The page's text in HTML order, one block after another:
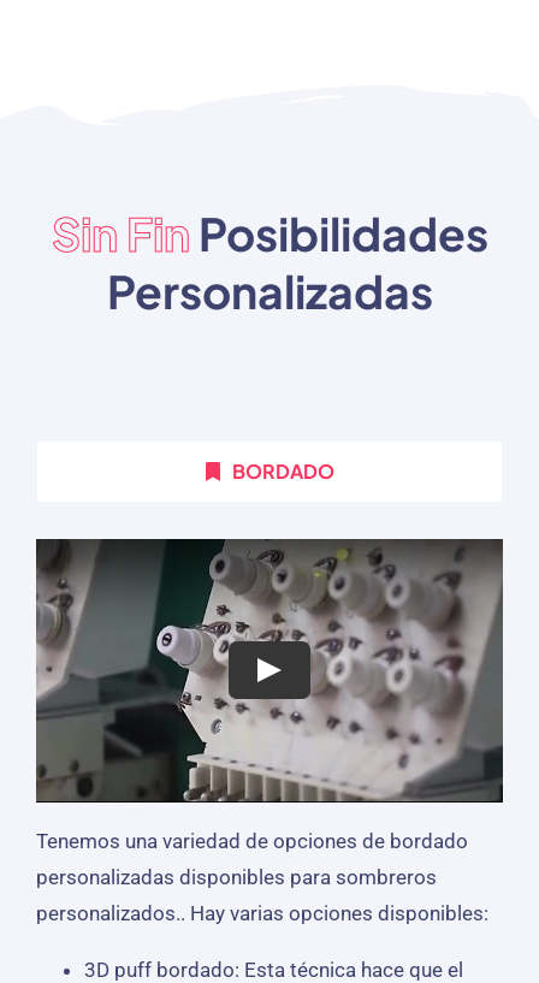
Sin Fin Posibilidades
Personalizadas
BORDADO
Tenemos una variedad de opciones de bordado
personalizadas disponibles para sombreros
personalizados.. Hay varias opciones disponibles:
3D puff bordado: Esta técnica hace que el